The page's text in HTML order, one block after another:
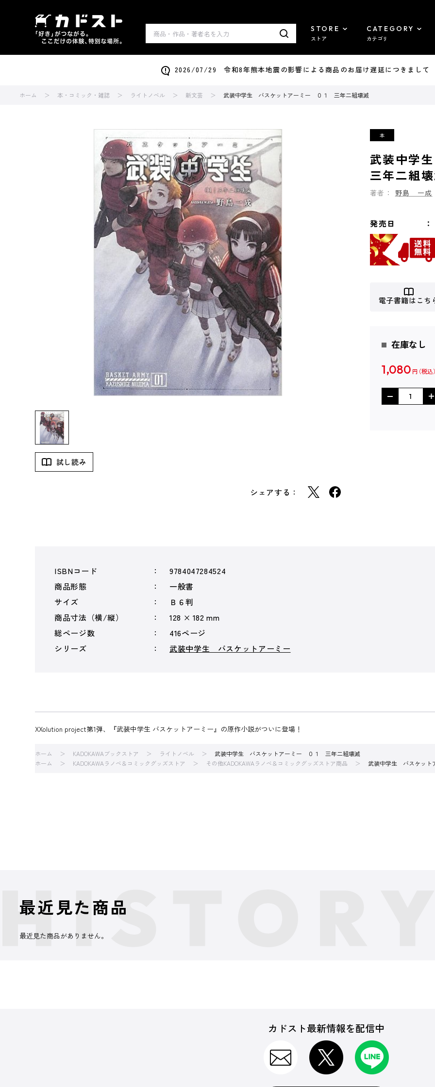
STORE
ストア
CATEGORY
カテゴリ
2026/07/29 令和8年熊本地震の影響による商品のお届け遅延につきまして
ホーム 本・コミック・雑誌 ライトノベル 新文芸 武装中学生 バスケットアーミー ０１ 三年二組壊滅
試し読み
シェアする：
武装中学
三年二組
著者： 野島 一成
発売日
電子書籍はこち
在庫なし
1,080 円
ISBNコード
9784047284524
商品形態
一般書
サイズ
Ｂ６判
商品寸法（横/縦）
128 × 182 mm
総ページ数
416ページ
シリーズ
武装中学生 バスケットアーミー
XXolution project第1弾、『武装中学生 バスケットアーミー』の原作小説がついに登場！
ホーム KADOKAWAブックストア ライトノベル
武装中学生 バスケットアーミー ０１ 三年二組壊滅
ホーム
KADOKAWAラノベ＆コミックグッズストア その他KADOKAWAラノベ＆コミックグッズストア商品 武装中学生 バスケッ
最近見た商品
最近見た商品がありません。
カドスト最新情報を配信中